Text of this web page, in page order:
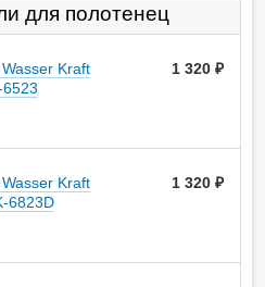
для полотенец
Kraft
1 320
Kraft
6823D
1 320